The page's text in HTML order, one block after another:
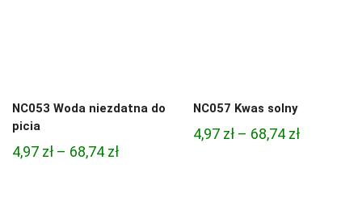
NC053 Woda niezdatna do
picia
4,97 zł – 68,74 złZakres
NC057 Kwas solny
4,97 zł – 68,74 złZakres